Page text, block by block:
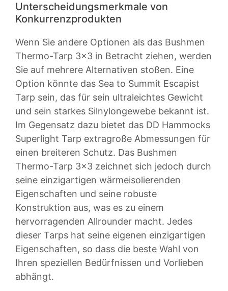
Unterscheidungsmerkmale von
Konkurrenzprodukten
Wenn Sie andere Optionen als das Bushmen
Thermo-Tarp 3×3 in Betracht ziehen, werden
Sie auf mehrere Alternativen stoßen. Eine
Option könnte das Sea to Summit Escapist
Tarp sein, das für sein ultraleichtes Gewicht
und sein starkes Silnylongewebe bekannt ist.
Im Gegensatz dazu bietet das DD Hammocks
Superlight Tarp extragroße Abmessungen für
einen breiteren Schutz. Das Bushmen
Thermo-Tarp 3×3 zeichnet sich jedoch durch
seine einzigartigen wärmeisolierenden
Eigenschaften und seine robuste
Konstruktion aus, was es zu einem
hervorragenden Allrounder macht. Jedes
dieser Tarps hat seine eigenen einzigartigen
Eigenschaften, so dass die beste Wahl von
Ihren speziellen Bedürfnissen und Vorlieben
abhängt.